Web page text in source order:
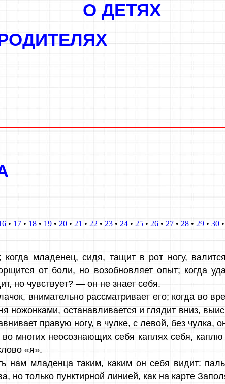
О ДЕТЯХ
РОДИТЕЛЯХ
• 17 • 18 • 19 • 20 • 21 • 22 • 23 • 24 • 25 • 26 • 27 • 28 • 29 • 30 •
младенец, сидя, тащит в рот ногу,
от боли, но возобновляет опыт; когда
но чувствует? — он не знает себя.
внимательно рассматривает его; когда во
ножонками, останавливается и глядит вниз,
правую ногу, в чулке, с левой, без чулка,
во многих неосознающих себя каплях себя,
«я».
нам младенца таким, каким он себя видит:
но только пунктирной линией, как на карте